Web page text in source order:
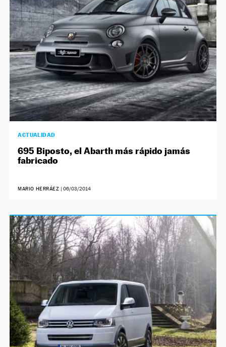
ACTUALIDAD
695 Biposto, el Abarth más rápido jamás
fabricado
MARIO HERRÁEZ | 06/03/2014